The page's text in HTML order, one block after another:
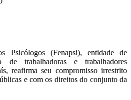
Psicólogos (Fenapsi), entidade de
de trabalhadoras e trabalhadores
reafirma seu compromisso irrestrito
e com os direitos do conjunto da